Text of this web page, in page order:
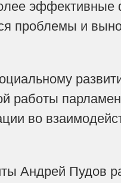
проблемы и
работы
во
Андрей Пудов